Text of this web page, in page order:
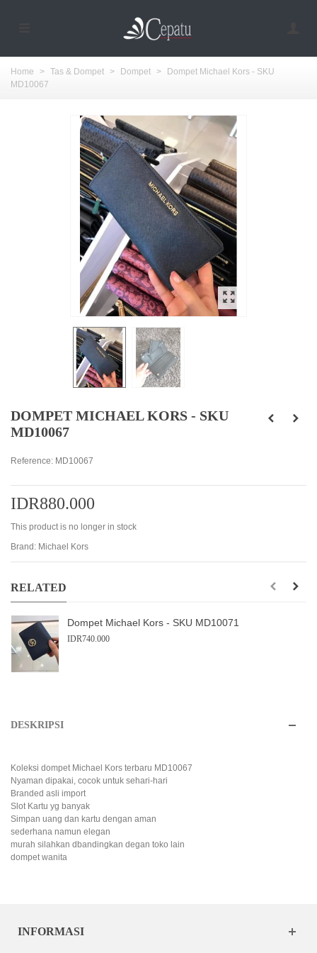
Home > Tas & Dompet > Dompet >
Dompet Michael Kors - SKU
MD10067
DOMPET MICHAEL KORS - SKU
MD10067
Reference: MD10067
IDR880.000
This product is no longer in stock
Brand: Michael Kors
RELATED
Dompet Michael Kors - SKU MD10071
IDR740.000
DESKRIPSI
Koleksi dompet Michael Kors terbaru MD10067
Nyaman dipakai, cocok untuk sehari-hari
Branded asli import
Slot Kartu yg banyak
Simpan uang dan kartu dengan aman
sederhana namun elegan
murah silahkan dbandingkan degan toko lain
dompet wanita
INFORMASI